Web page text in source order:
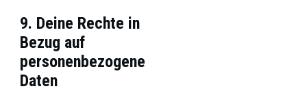
9. Deine Rechte in
Bezug auf
personenbezogene
Daten